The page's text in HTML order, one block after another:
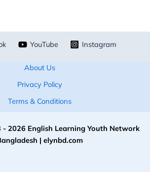
YouTube Instagram
About Us
Privacy Policy
Terms & Conditions
2026 English Learning Youth Network
| elynbd.com